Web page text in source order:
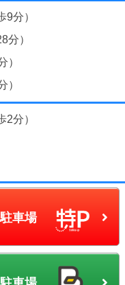
分）
分）
）
）
分）
車場